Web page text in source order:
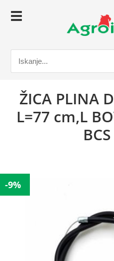
ŽICA PLINA
L=77 cm,L
-9%